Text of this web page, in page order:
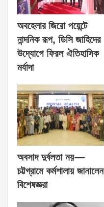
অবহেলার জিরো পয়েন্টে
নান্দনিক রূপ, ডিসি জাহিদের
উদ্যোগে ফিরল ঐতিহাসিক
মর্যাদা
অবসাদ দুর্বলতা নয়—
চট্টগ্রামে কর্মশালায় জানালেন
বিশেষজ্ঞরা